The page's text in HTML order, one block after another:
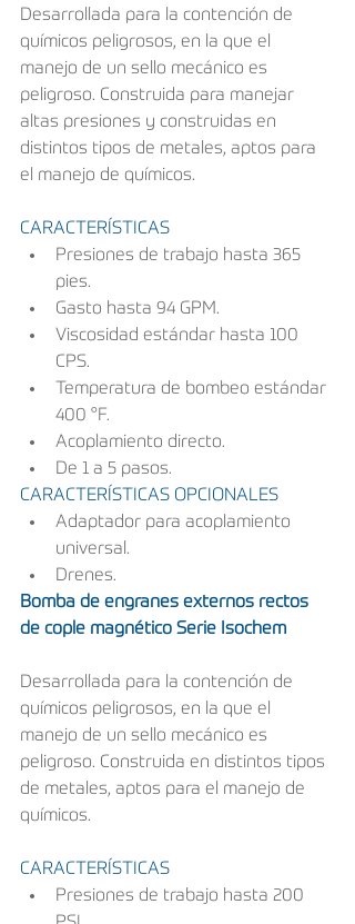
Desarrollada para la contención de
químicos peligrosos, en la que el
manejo de un sello mecánico es
peligroso. Construida para manejar
altas presiones y construidas en
distintos tipos de metales, aptos para
el manejo de químicos.
CARACTERÍSTICAS
Presiones de trabajo hasta 365
pies.
Gasto hasta 94 GPM.
Viscosidad estándar hasta 100
CPS.
Temperatura de bombeo estándar
400 °F.
Acoplamiento directo.
De 1 a 5 pasos.
CARACTERÍSTICAS OPCIONALES
Adaptador para acoplamiento
universal.
Drenes.
Bomba de engranes externos rectos
de cople magnético Serie Isochem
Desarrollada para la contención de
químicos peligrosos, en la que el
manejo de un sello mecánico es
peligroso. Construida en distintos tipos
de metales, aptos para el manejo de
químicos.
CARACTERÍSTICAS
Presiones de trabajo hasta 200